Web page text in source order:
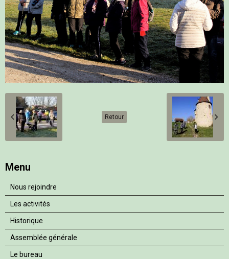
Retour
Menu
Nous rejoindre
Les activités
Historique
Assemblée générale
Le bureau